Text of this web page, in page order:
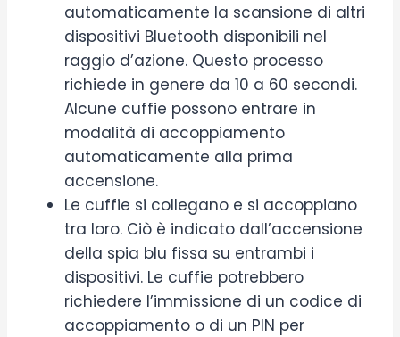
automaticamente la scansione di altri
dispositivi Bluetooth disponibili nel
raggio d’azione. Questo processo
richiede in genere da 10 a 60 secondi.
Alcune cuffie possono entrare in
modalità di accoppiamento
automaticamente alla prima
accensione.
Le cuffie si collegano e si accoppiano
tra loro. Ciò è indicato dall’accensione
della spia blu fissa su entrambi i
dispositivi. Le cuffie potrebbero
richiedere l’immissione di un codice di
accoppiamento o di un PIN per